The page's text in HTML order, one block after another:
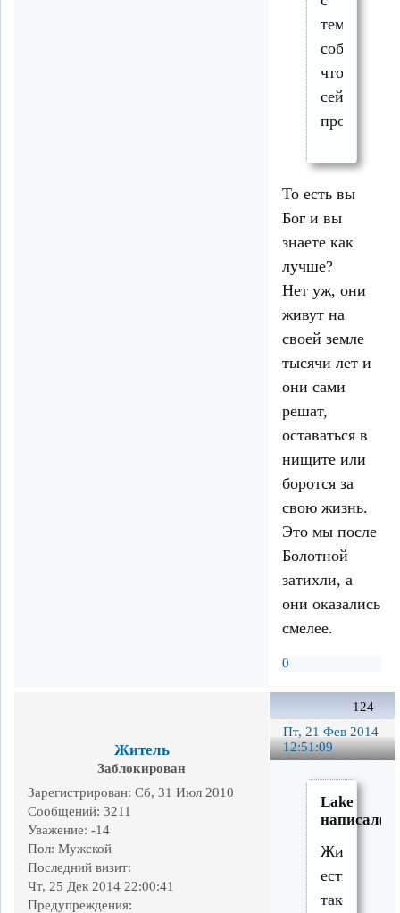
теми
событиями,
что
сейчас
То есть вы
Бог и вы
знаете как
лучше?
Нет уж, они
живут на
своей земле
тысячи лет и
они сами
решат,
оставаться в
нищите или
боротся за
свою жизнь.
Это мы после
Болотной
затихли, а
они оказались
смелее.
0
124
Пт, 21 Фев 2014
12:51:09
Житель
Заблокирован
Зарегистрирован: Сб, 31 Июл 2010
Сообщений: 3211
Уважение: -14
Пол: Мужской
Последний визит:
Чт, 25 Дек 2014 22:00:41
Предупреждения:
Lake
Житель,
есть
такой